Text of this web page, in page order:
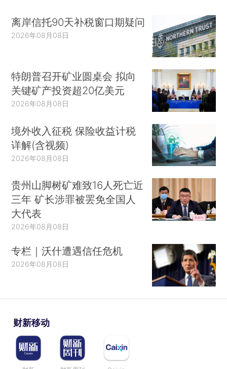
离岸信托90天补税窗口期疑问
2026年08月08日
特朗普召开矿业圆桌会 拟向
关键矿产投资超20亿美元
2026年08月08日
境外收入征税 保险收益计税
详解(含视频)
2026年08月08日
贵州山脚树矿难致16人死亡近
三年 矿长涉罪被罢免全国人
大代表
2026年08月08日
专栏｜沃什遭遇信任危机
2026年08月08日
财新移动